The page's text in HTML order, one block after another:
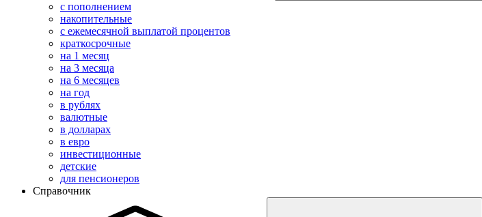
с пополнением
накопительные
с ежемесячной выплатой процентов
краткосрочные
на 1 месяц
на 3 месяца
на 6 месяцев
на год
в рублях
валютные
в долларах
в евро
инвестиционные
детские
для пенсионеров
Справочник